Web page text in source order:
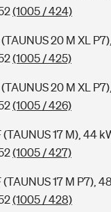
(1005 / 424)
20 M XL
(1005 / 425)
20 M XL
(1005 / 426)
17 M), 44
(1005 / 427)
17 M P7),
(1005 / 428)